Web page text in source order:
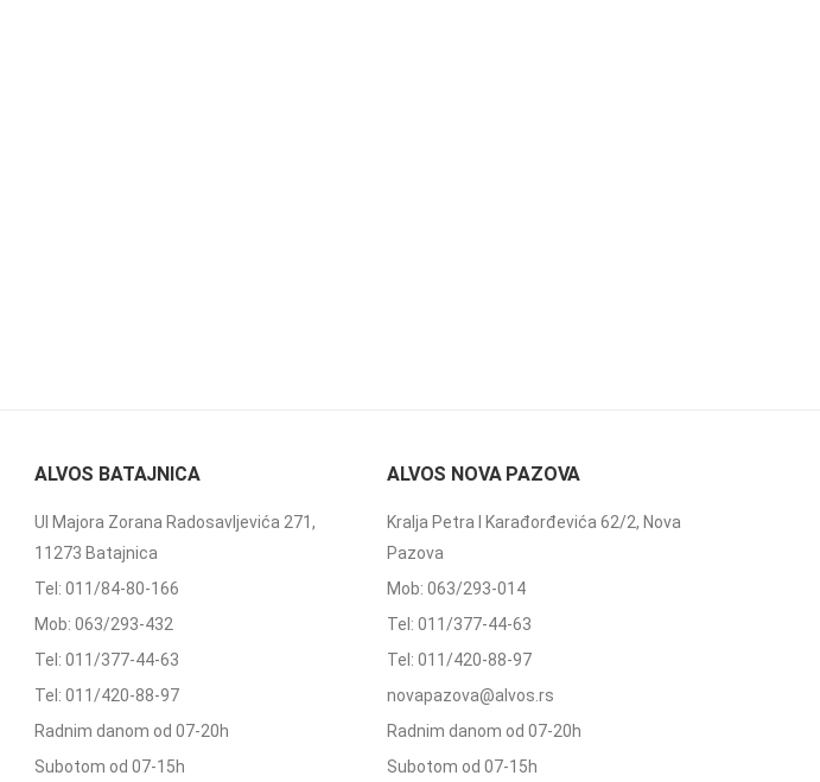
ALVOS BATAJNICA
Ul Majora Zorana Radosavljevića 271,
11273 Batajnica
Tel: 011/84-80-166
Mob: 063/293-432
Tel: 011/377-44-63
Tel: 011/420-88-97
Radnim danom od 07-20h
Subotom od 07-15h
ALVOS NOVA PAZOVA
Kralja Petra I Karađorđevića 62/2, Nova
Pazova
Mob: 063/293-014
Tel: 011/377-44-63
Tel: 011/420-88-97
novapazova@alvos.rs
Radnim danom od 07-20h
Subotom od 07-15h